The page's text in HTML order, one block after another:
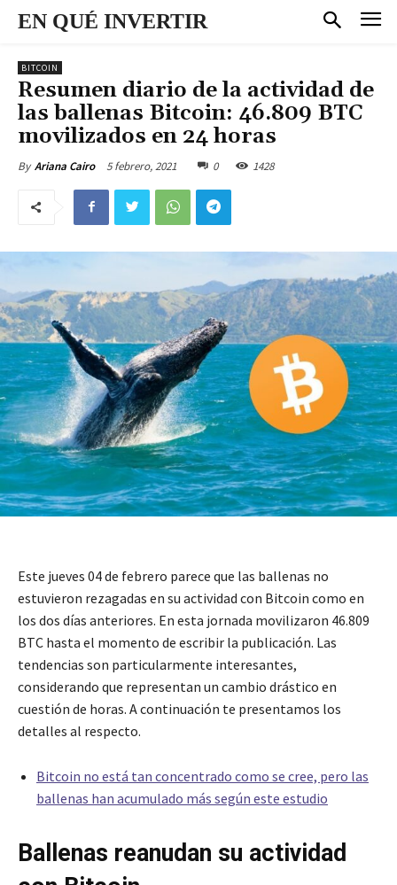
EN QUÉ INVERTIR
BITCOIN
Resumen diario de la actividad de
las ballenas Bitcoin: 46.809 BTC
movilizados en 24 horas
By Ariana Cairo 5 febrero, 2021 0 1428
Este jueves 04 de febrero parece que las ballenas no
estuvieron rezagadas en su actividad con Bitcoin como en
los dos días anteriores. En esta jornada movilizaron 46.809
BTC hasta el momento de escribir la publicación. Las
tendencias son particularmente interesantes,
considerando que representan un cambio drástico en
cuestión de horas. A continuación te presentamos los
detalles al respecto.
Bitcoin no está tan concentrado como se cree, pero las
ballenas han acumulado más según este estudio
Ballenas reanudan su actividad